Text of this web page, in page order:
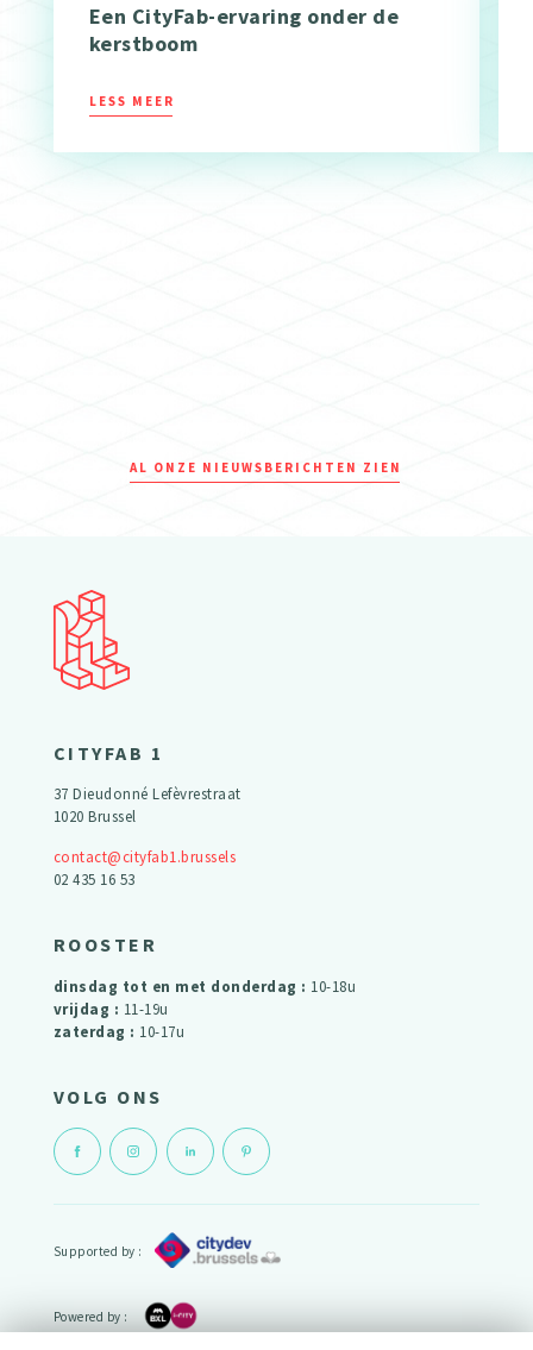
Een CityFab-ervaring onder de
kerstboom
LESS MEER
AL ONZE NIEUWSBERICHTEN ZIEN
CITYFAB 1
37 Dieudonné Lefèvrestraat
1020 Brussel
contact@cityfab1.brussels
02 435 16 53
ROOSTER
dinsdag tot en met donderdag : 10-18u
vrijdag : 11-19u
zaterdag : 10-17u
VOLG ONS
Supported by :
Powered by :